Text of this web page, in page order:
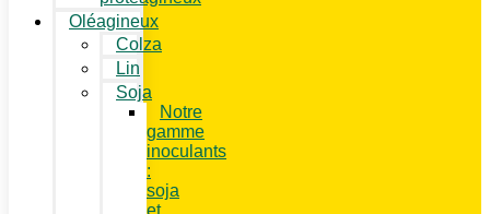
Oléagineux
Colza
Lin
Soja
Notre
gamme
inoculants
:
soja
et